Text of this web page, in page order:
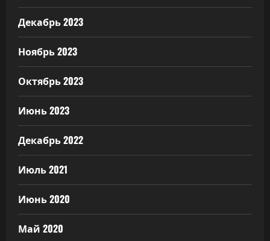
Декабрь 2023
Ноябрь 2023
Октябрь 2023
Июнь 2023
Декабрь 2022
Июль 2021
Июнь 2020
Май 2020